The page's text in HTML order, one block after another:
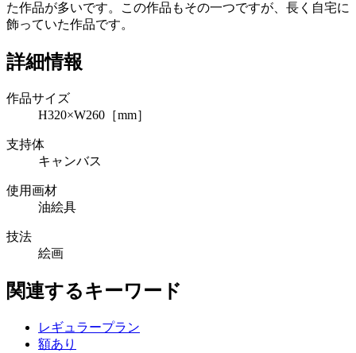
た作品が多いです。この作品もその一つですが、長く自宅に
飾っていた作品です。
詳細情報
作品サイズ
H320×W260［mm］
支持体
キャンバス
使用画材
油絵具
技法
絵画
関連するキーワード
レギュラープラン
額あり